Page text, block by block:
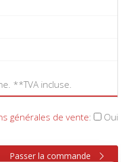
**TVA incluse.
générales de vente: Oui
Passer la commande